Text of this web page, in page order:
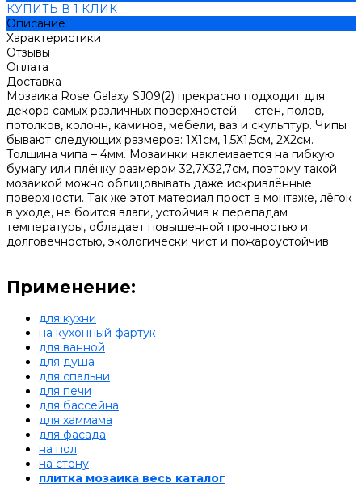
КУПИТЬ В 1 КЛИК
Описание
Характеристики
Отзывы
Оплата
Доставка
Мозаика Rose Galaxy SJ09(2) прекрасно подходит для
декора самых различных поверхностей — стен, полов,
потолков, колонн, каминов, мебели, ваз и скульптур. Чипы
бывают следующих размеров: 1Х1см, 1,5Х1,5см, 2Х2см.
Толщина чипа – 4мм. Мозаинки наклеивается на гибкую
бумагу или плёнку размером 32,7Х32,7см, поэтому такой
мозаикой можно облицовывать даже искривлённые
поверхности. Так же этот материал прост в монтаже, лёгок
в уходе, не боится влаги, устойчив к перепадам
температуры, обладает повышенной прочностью и
долговечностью, экологически чист и пожароустойчив.
Применение:
для кухни
на кухонный фартук
для ванной
для душа
для спальни
для печи
для бассейна
для хаммама
для фасада
на пол
на стену
плитка мозаика весь каталог